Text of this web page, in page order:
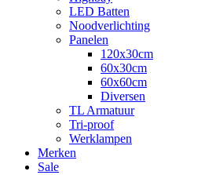
LED Batten
Noodverlichting
Panelen
120x30cm
60x30cm
60x60cm
Diversen
TL Armatuur
Tri-proof
Werklampen
Merken
Sale